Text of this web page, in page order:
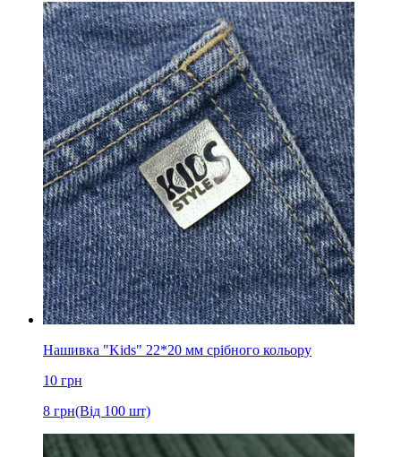
Нашивка "Kids" 22*20 мм срібного кольору
10 грн
8 грн(Від 100 шт)